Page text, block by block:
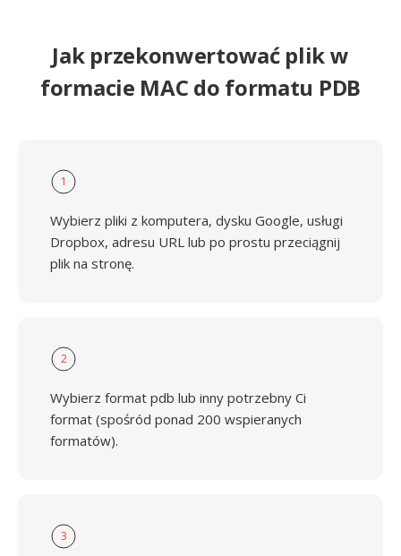
Jak przekonwertować plik w
formacie MAC do formatu PDB
1
Wybierz pliki z komputera, dysku Google, usługi
Dropbox, adresu URL lub po prostu przeciągnij
plik na stronę.
2
Wybierz format pdb lub inny potrzebny Ci
format (spośród ponad 200 wspieranych
formatów).
3